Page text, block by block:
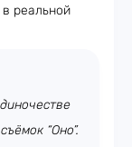
реальной
“Оно”.